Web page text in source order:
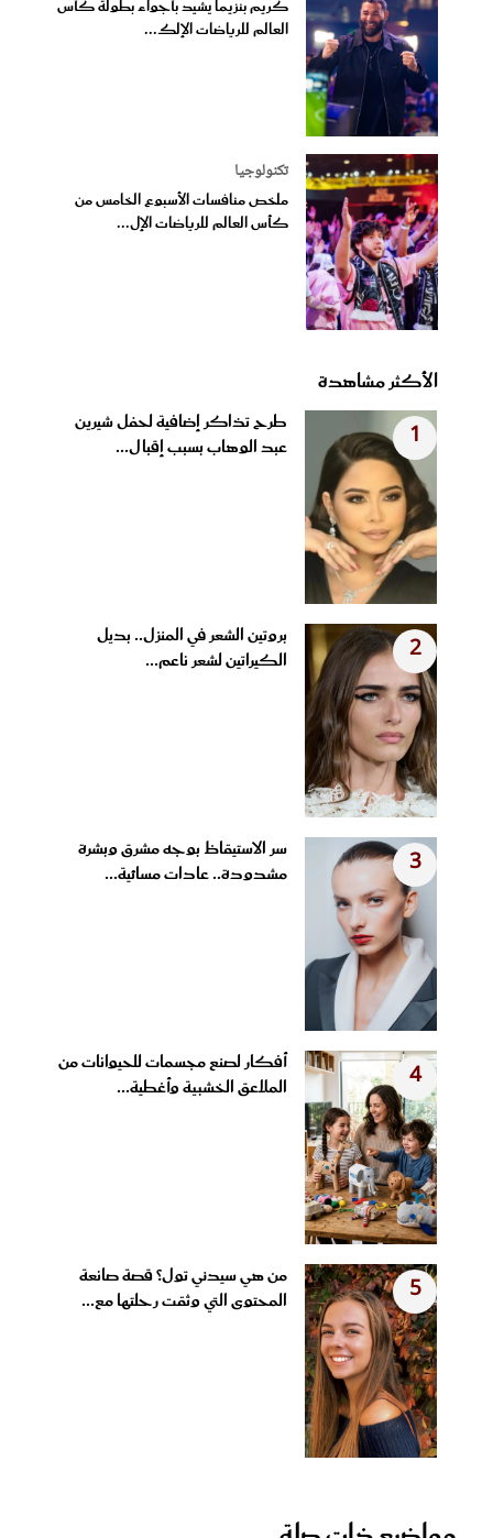
كريم بنزيما يشيد بأجواء بطولة كأس
العالم للرياضات الإلك...
تكنولوجيا
ملخص منافسات الأسبوع الخامس من
كأس العالم للرياضات الإل...
الأكثر مشاهدة
1
طرح تذاكر إضافية لحفل شيرين
عبد الوهاب بسبب إقبال...
2
بروتين الشعر في المنزل.. بديل
الكيراتين لشعر ناعم...
3
سر الاستيقاظ بوجه مشرق وبشرة
مشدودة.. عادات مسائية...
4
أفكار لصنع مجسمات للحيوانات من
الملاعق الخشبية وأغطية...
5
من هي سيدني تول؟ قصة صانعة
المحتوى التي وثقت رحلتها مع...